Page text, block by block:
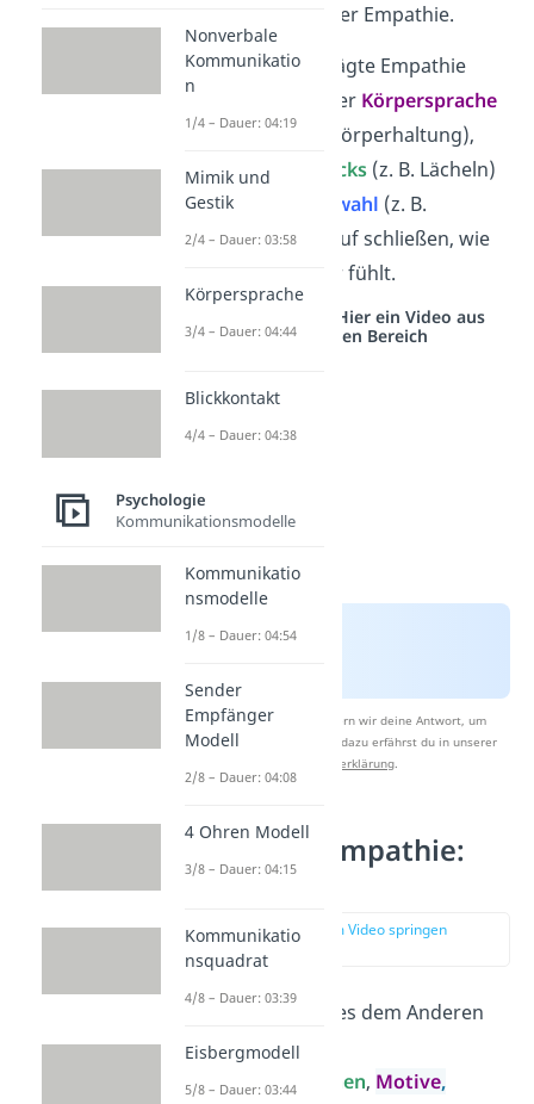
der Empathie.
Durch eine ausgeprägte Empathie
kannst du anhand der Körpersprache
(bspw. eine offene Körperhaltung),
desGesichtsausdrucks(z. B. Lächeln)
oder auch der
Wortwahl (z. B.
Beleidigungen) darauf schließen, wie
sich dein Gegenüber fühlt.
Studyflix vernetzt: Hier ein Video aus
einem anderen Bereich
Nach Beantwortung speichern wir deine Antwort, um
Studyflix zu verbessern. Mehr dazu erfährst du in unserer
Datenschutzerklärung.
2. Säule der Empathie:
Verständnis
zur Stelle im Video springen
(01:50)
Frage:
Warum geht es dem Anderen
so?
Bestandteile: Ursachen, Motive,
Nonverbale
Kommunikatio
n
1/4 – Dauer: 04:19
Mimik und
Gestik
2/4 – Dauer: 03:58
Körpersprache
3/4 – Dauer: 04:44
Blickkontakt
4/4 – Dauer: 04:38
Psychologie
Kommunikationsmodelle
Kommunikatio
nsmodelle
1/8 – Dauer: 04:54
Sender
Empfänger
Modell
2/8 – Dauer: 04:08
4 Ohren Modell
3/8 – Dauer: 04:15
Kommunikatio
nsquadrat
4/8 – Dauer: 03:39
Eisbergmodell
5/8 – Dauer: 03:44